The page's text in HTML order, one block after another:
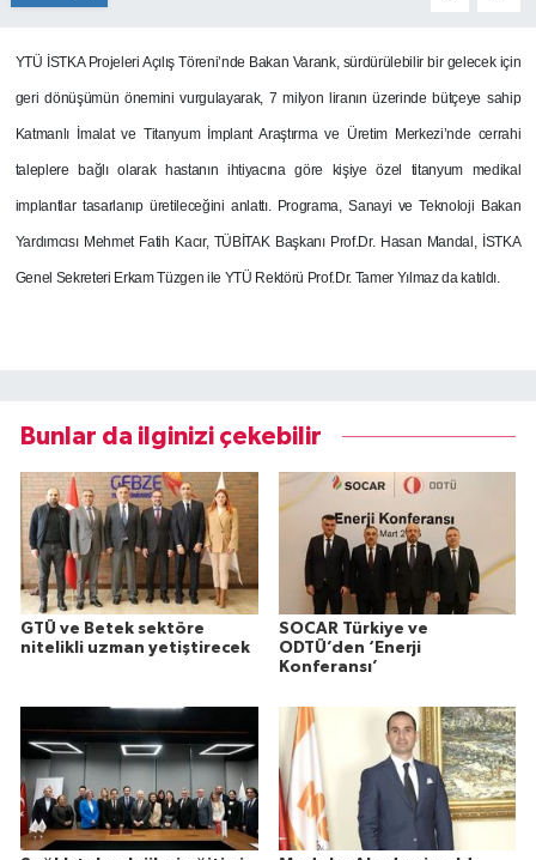
YTÜ İSTKA Projeleri Açılış Töreni’nde Bakan Varank, sürdürülebilir bir gelecek için
geri dönüşümün önemini vurgulayarak, 7 milyon liranın üzerinde bütçeye sahip
Katmanlı İmalat ve Titanyum İmplant Araştırma ve Üretim Merkezi’nde cerrahi
taleplere bağlı olarak hastanın ihtiyacına göre kişiye özel titanyum medikal
implantlar tasarlanıp üretileceğini anlattı. Programa, Sanayi ve Teknoloji Bakan
Yardımcısı Mehmet Fatih Kacır, TÜBİTAK Başkanı Prof.Dr. Hasan Mandal, İSTKA
Genel Sekreteri Erkam Tüzgen ile YTÜ Rektörü Prof.Dr. Tamer Yılmaz da katıldı.
Bunlar da ilginizi çekebilir
GTÜ ve Betek sektöre
nitelikli uzman yetiştirecek
SOCAR Türkiye ve
ODTÜ’den ‘Enerji
Konferansı’